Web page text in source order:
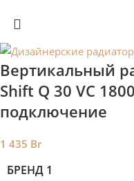
Вертикальный
Shift Q 30 VС
подключение
1 435 Br
БРЕНД 1